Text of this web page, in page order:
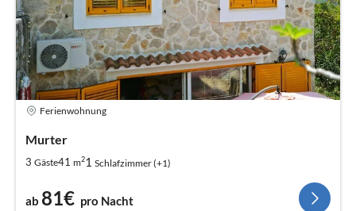
Ferienwohnung
Murter
3 Gäste41 m21 Schlafzimmer (+1)
ab 81€ pro Nacht